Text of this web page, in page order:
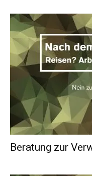
Beratung zur